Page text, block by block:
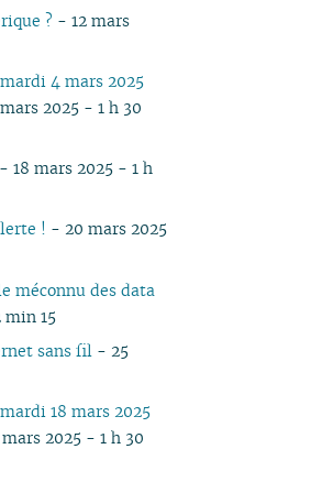
? - 12 mars
4 mars 2025
2025 - 1 h 30
- 18 mars 2025 - 1 h
! - 20 mars 2025
méconnu des data
min 15
sans fil - 25
18 mars 2025
2025 - 1 h 30